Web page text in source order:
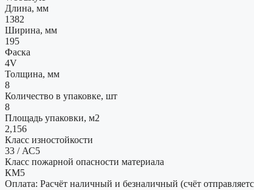
Длина, мм
1382
Ширина, мм
195
Фаска
4V
Толщина, мм
8
Количество в упаковке, шт
8
Площадь упаковки, м2
2,156
Класс изностойкости
33 / АС5
Класс пожарной опасности материала
КМ5
Оплата: Расчёт наличный и безналичный (счёт